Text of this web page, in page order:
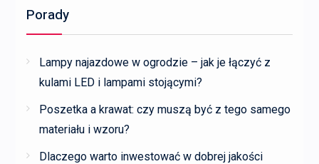
Porady
Lampy najazdowe w ogrodzie – jak je łączyć z
kulami LED i lampami stojącymi?
Poszetka a krawat: czy muszą być z tego samego
materiału i wzoru?
Dlaczego warto inwestować w dobrej jakości